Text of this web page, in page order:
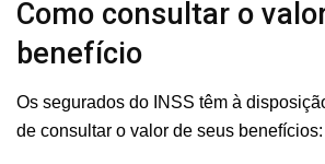
Como consultar o
benefício
Os segurados do INSS têm à
de consultar o valor de seus benefícios: